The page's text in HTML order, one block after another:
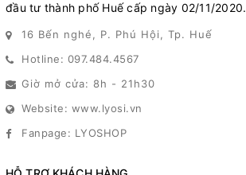
đầu tư thành phố Huế cấp ngày 02/11/2020.
16 Bến nghé, P. Phú Hội, Tp. Huế
Hotline: 097.484.4567
Giờ mở cửa: 8h - 21h30
Website: www.lyosi.vn
Fanpage: LYOSHOP